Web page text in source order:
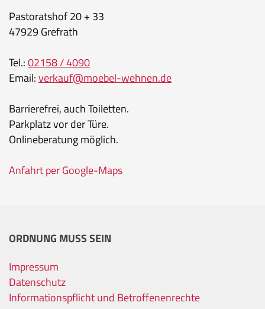
Pastoratshof 20 + 33
47929 Grefrath
Tel.:02158 / 4090
Email:verkauf@moebel-wehnen.de
Barrierefrei, auch Toiletten.
Parkplatz vor der Türe.
Onlineberatung möglich.
Anfahrt per Google-Maps
ORDNUNG MUSS SEIN
Impressum
Datenschutz
Informationspflicht und Betroffenenrechte